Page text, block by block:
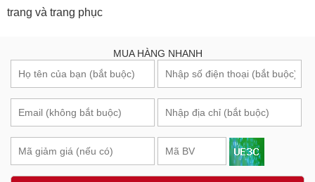
trang và trang phục
MUA HÀNG NHANH